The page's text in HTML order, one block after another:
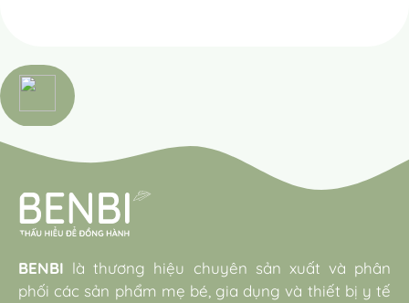
BENBI là thương hiệu chuyên sản xuất và phân
phối các sản phẩm mẹ bé, gia dụng và thiết bị y tế